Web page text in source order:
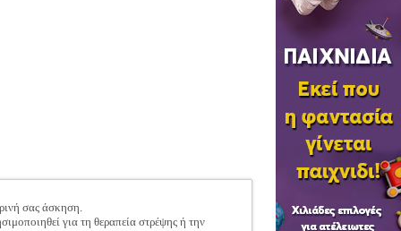
σας άσκηση.
για τη θεραπεία στρέψης ή την